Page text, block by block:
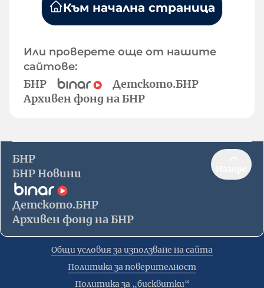
Към начална страница
Или проверете още от нашите
сайтове:
БНР
Детското.БНР
Архивен фонд на БНР
БНР
БНР Новини
Детското.БНР
Архивен фонд на БНР
Общи условия за използване на сайта
Политика за поверителност
Политика за „бисквитки“